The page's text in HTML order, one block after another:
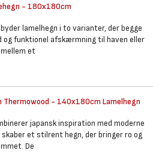
- 180x180cm
lamelhegn i to varianter, der begge
og funktionel afskærmning til haven eller
et
Thermowood - 140x180cm Lamelhegn
japansk inspiration med moderne
et stilrent hegn, der bringer ro og
De